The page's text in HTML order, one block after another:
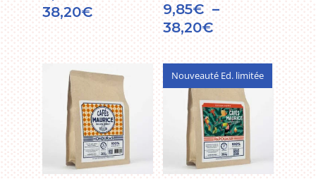
38,20€Plage
de
prix :
9,85€
38,20€
9,85€ –
38,20€Plage
de
prix :
9,85€
à
38,20€
Nouveauté Ed. limitée